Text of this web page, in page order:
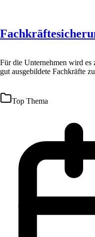
Für die Unternehmen wird
gut ausgebildete Fachkräfte
Top Thema